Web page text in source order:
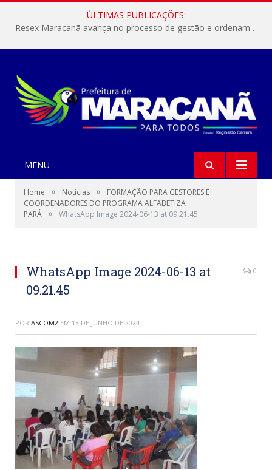
ÚLTIMAS PUBLICAÇÕES:
Resex Maracanã avança no processo de gestão e ordenamento do turismo em nossas áreas protegidas.
MENU
Home » Notícias »
FORMAÇÃO PARA GESTORES E
COORDENADORES DO PROGRAMA ALFABETIZA
PARÁ » WhatsApp Image 2024-06-13 at 09.21.45
WhatsApp Image 2024-06-13 at
09.21.45
0
POR ASCOM2 EM 13 DE JUNHO DE 2024